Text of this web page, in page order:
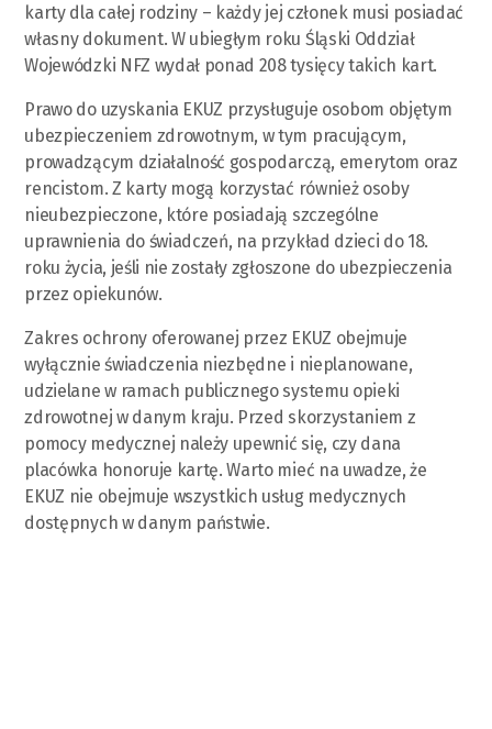
karty dla całej rodziny – każdy jej członek musi posiadać
własny dokument. W ubiegłym roku Śląski Oddział
Wojewódzki NFZ wydał ponad 208 tysięcy takich kart.
Prawo do uzyskania EKUZ przysługuje osobom objętym
ubezpieczeniem zdrowotnym, w tym pracującym,
prowadzącym działalność gospodarczą, emerytom oraz
rencistom. Z karty mogą korzystać również osoby
nieubezpieczone, które posiadają szczególne
uprawnienia do świadczeń, na przykład dzieci do 18.
roku życia, jeśli nie zostały zgłoszone do ubezpieczenia
przez opiekunów.
Zakres ochrony oferowanej przez EKUZ obejmuje
wyłącznie świadczenia niezbędne i nieplanowane,
udzielane w ramach publicznego systemu opieki
zdrowotnej w danym kraju. Przed skorzystaniem z
pomocy medycznej należy upewnić się, czy dana
placówka honoruje kartę. Warto mieć na uwadze, że
EKUZ nie obejmuje wszystkich usług medycznych
dostępnych w danym państwie.